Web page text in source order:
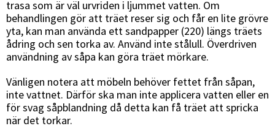
trasa som är väl urvriden i ljummet vatten. Om
behandlingen gör att träet reser sig och får en lite grövre
yta, kan man använda ett sandpapper (220) längs träets
ådring och sen torka av. Använd inte stålull. Överdriven
användning av såpa kan göra träet mörkare.
Vänligen notera att möbeln behöver fettet från såpan,
inte vattnet. Därför ska man inte applicera vatten eller en
för svag såpblandning då detta kan få träet att spricka
när det torkar.